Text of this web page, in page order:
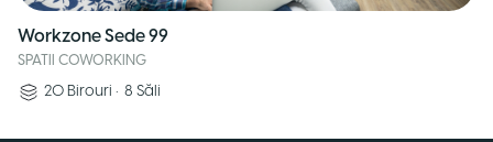
Workzone Sede 99
SPATII COWORKING
20 Birouri • 8 Săli